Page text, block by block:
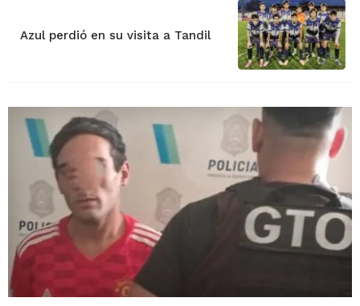
Azul perdió en su visita a Tandil